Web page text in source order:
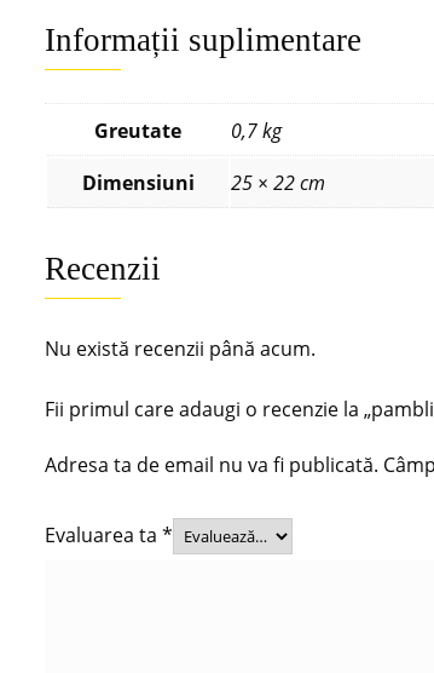
Informații suplimentare
Greutate
0,7 kg
Dimensiuni
25 × 22 cm
Recenzii
Nu există recenzii până acum.
Fii primul care adaugi o recenzie la
Adresa ta de email nu va fi publicată.
Evaluarea ta *